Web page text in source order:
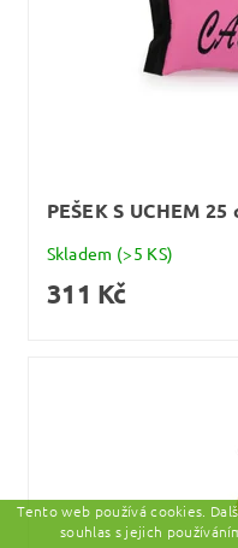
PEŠEK S UCHEM 25
Skladem (>5 KS)
311 Kč
Tento web používá cookies.
souhlas s jejich